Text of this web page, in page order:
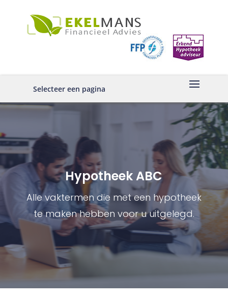
Selecteer een pagina
Hypotheek ABC
Alle vaktermen die met een hypotheek
te maken hebben voor u uitgelegd.